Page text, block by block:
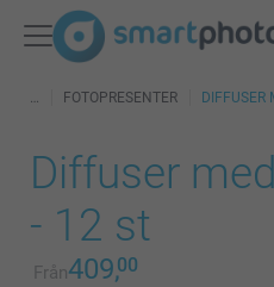
FOTOPRESENTER DIFFUSER
Diffuser
- 12 st
Från409,00